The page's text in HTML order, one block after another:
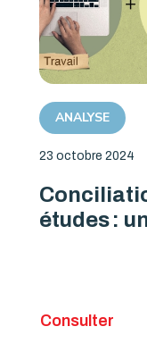
ANALYSE
23 octobre 2024
études :
Consulter